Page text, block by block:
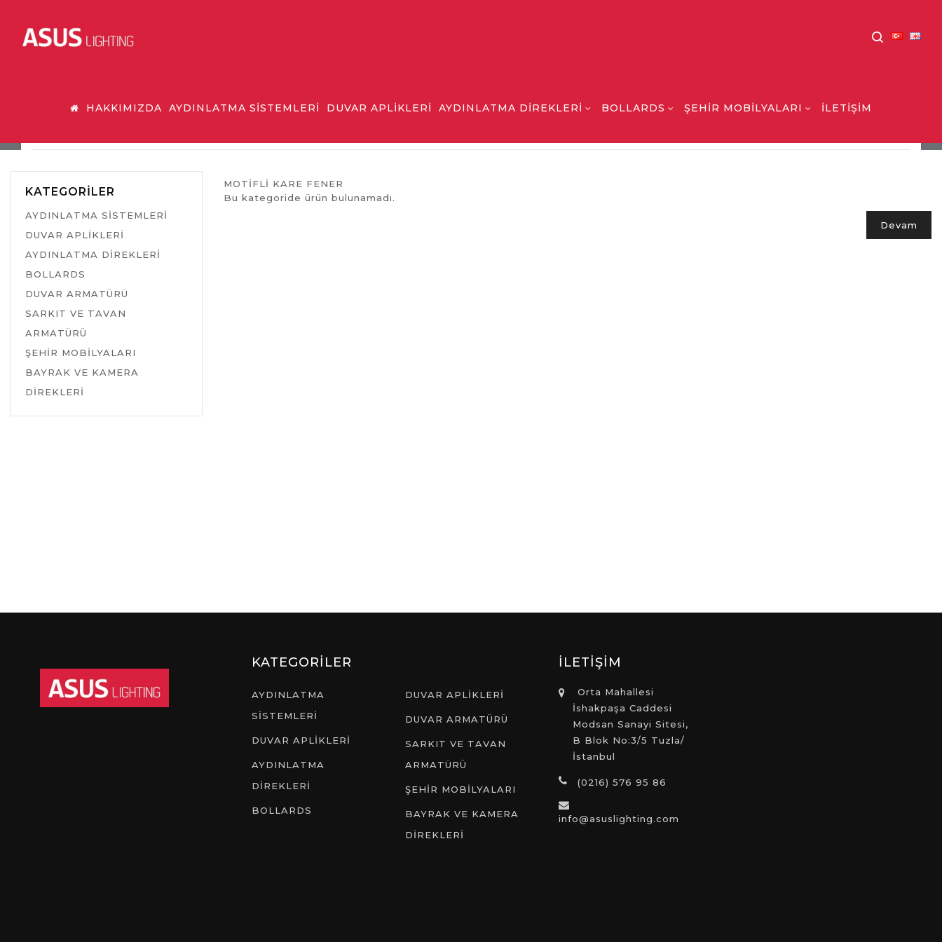
HAKKIMIZDA AYDINLATMA SİSTEMLERİ DUVAR APLİKLERİ AYDINLATMA DİREKLERİ BOLLARDS ŞEHİR MOBİLYALARI İLETİŞİM
KATEGORILER
AYDINLATMA SİSTEMLERİ
DUVAR APLİKLERİ
AYDINLATMA DİREKLERİ
BOLLARDS
DUVAR ARMATÜRÜ
SARKIT VE TAVAN
ARMATÜRÜ
ŞEHİR MOBİLYALARI
BAYRAK VE KAMERA
DİREKLERİ
MOTİFLİ KARE FENER
Bu kategoride ürün bulunamadı.
Devam
KATEGORİLER
AYDINLATMA
SİSTEMLERİ
DUVAR APLİKLERİ
AYDINLATMA
DİREKLERİ
BOLLARDS
DUVAR APLİKLERİ
DUVAR ARMATÜRÜ
SARKIT VE TAVAN
ARMATÜRÜ
ŞEHİR MOBİLYALARI
BAYRAK VE KAMERA
DİREKLERİ
İLETİŞİM
Orta Mahallesi
İshakpaşa Caddesi
Modsan Sanayi Sitesi,
B Blok No:3/5 Tuzla/
İstanbul
(0216) 576 95 86
info@asuslighting.com